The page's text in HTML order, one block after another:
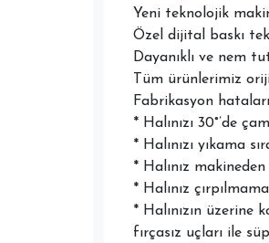
Yeni teknolojik
Özel dijital baskı
Dayanıklı ve nem
Tüm ürünlerimiz
Fabrikasyon
* Halınızı 30°’de
* Halınızı yıkama
* Halınız
* Halınız
* Halınızın
fırçasız uçları ile